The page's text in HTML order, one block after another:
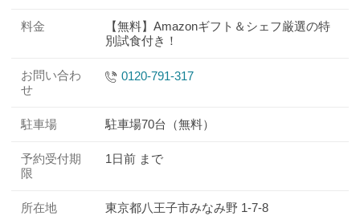
料金
【無料】Amazonギフト＆シェフ厳選の特
別試食付き！
お問い合わ
せ
0120-791-317
駐車場 駐車場70台（無料）
予約受付期
限
1日前 まで
所在地 東京都八王子市みなみ野 1-7-8